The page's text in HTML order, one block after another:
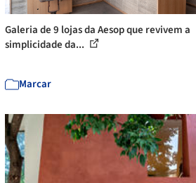
Galeria de 9 lojas da Aesop que revivem a
simplicidade da...
Marcar